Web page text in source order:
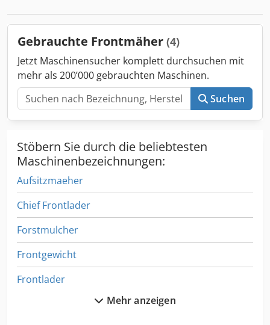
Gebrauchte Frontmäher (4)
Jetzt Maschinensucher komplett durchsuchen mit
mehr als 200’000 gebrauchten Maschinen.
Suchen
Stöbern Sie durch die beliebtesten
Maschinenbezeichnungen:
Aufsitzmaeher
Chief Frontlader
Forstmulcher
Frontgewicht
Frontlader
Mehr anzeigen